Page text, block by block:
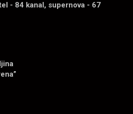
- 84 kanal, supernova - 67